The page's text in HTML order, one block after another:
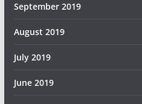
September 2019
August 2019
July 2019
June 2019